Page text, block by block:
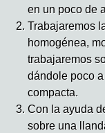
en un poco de
Trabajaremos
homogénea,
trabajaremos
dándole poco
compacta.
Con la ayuda
sobre una